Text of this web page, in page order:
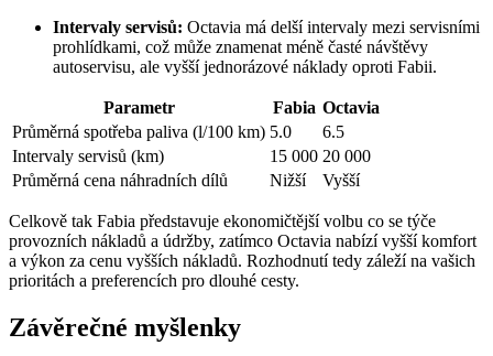
Intervaly servisů: Octavia má delší intervaly mezi servisními
prohlídkami, což může znamenat méně časté návštěvy
autoservisu, ale vyšší jednorázové náklady oproti Fabii.
Parametr Fabia Octavia
Průměrná spotřeba paliva (l/100 km) 5.0
6.5
Intervaly servisů (km)
15 000 20 000
Průměrná cena náhradních dílů
Nižší Vyšší
Celkově tak Fabia představuje ekonomičtější volbu co se týče
provozních nákladů a údržby, zatímco Octavia nabízí vyšší komfort
a výkon za cenu vyšších nákladů. Rozhodnutí tedy záleží na vašich
prioritách a preferencích pro dlouhé cesty.
Závěrečné myšlenky